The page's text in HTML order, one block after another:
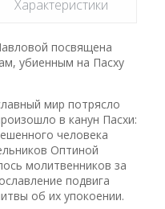
Характеристики
посвящена
убиенным на Пасху
мир потрясло
в канун Пасхи:
человека
Оптиной
молитвенников за
подвига
об их упокоении.